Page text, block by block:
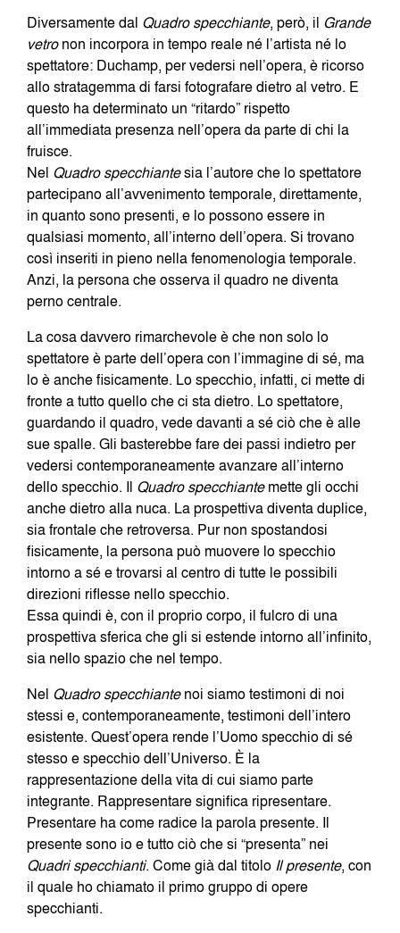
Diversamente dal Quadro specchiante, però, il Grande
vetronon incorpora in tempo reale né l’artista né lo
spettatore: Duchamp, per vedersi nell’opera, è ricorso
allo stratagemma di farsi fotografare dietro al vetro. E
questo ha determinato un “ritardo” rispetto
all’immediata presenza nell’opera da parte di chi la
fruisce.
Nel Quadro specchiantesia l’autore che lo spettatore
partecipano all’avvenimento temporale, direttamente,
in quanto sono presenti, e lo possono essere in
qualsiasi momento, all’interno dell’opera. Si trovano
così inseriti in pieno nella fenomenologia temporale.
Anzi, la persona che osserva il quadro ne diventa
perno centrale.
La cosa davvero rimarchevole è che non solo lo
spettatore è parte dell’opera con l’immagine di sé, ma
lo è anche fisicamente. Lo specchio, infatti, ci mette di
fronte a tutto quello che ci sta dietro. Lo spettatore,
guardando il quadro, vede davanti a sé ciò che è alle
sue spalle. Gli basterebbe fare dei passi indietro per
vedersi contemporaneamente avanzare all’interno
dello specchio. Il Quadro specchiantemette gli occhi
anche dietro alla nuca. La prospettiva diventa duplice,
sia frontale che retroversa. Pur non spostandosi
fisicamente, la persona può muovere lo specchio
intorno a sé e trovarsi al centro di tutte le possibili
direzioni riflesse nello specchio.
Essa quindi è, con il proprio corpo, il fulcro di una
prospettiva sferica che gli si estende intorno all’infinito,
sia nello spazio che nel tempo.
Nel Quadro specchiantenoi siamo testimoni di noi
stessi e, contemporaneamente, testimoni dell’intero
esistente. Quest’opera rende l’Uomo specchio di sé
stesso e specchio dell’Universo. È la
rappresentazione della vita di cui siamo parte
integrante. Rappresentare significa ripresentare.
Presentare ha come radice la parola presente. Il
presente sono io e tutto ciò che si “presenta” nei
Quadri specchianti. Come già dal titolo Il presente, con
il quale ho chiamato il primo gruppo di opere
specchianti.